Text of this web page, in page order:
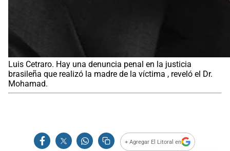
Luis Cetraro. Hay una denuncia penal en la justicia
brasileña que realizó la madre de la víctima , reveló el Dr.
Mohamad.
+ Agregar El Litoral en